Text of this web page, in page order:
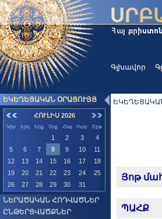
Գլխավոր
ԵԿԵՂԵՑԱԿԱՆ ՕՐԱՑՈՒՅՑ
ՀՈՒԼԻՍ 2026
Կիր Երկ Երք Չրք Հնգ Ուրբ Շբթ
1 2 3
4
5
6 7 8 9 10
11
12
13 14 15 16 17
18
19
20 21 22 23 24
25
26
27 28 29 30 31
ՆԵՐԱԾԱԿԱՆ ՀՈԴՎԱԾՆԵՐ
ԸՆԹԵՐՑՎԱԾՔՆԵՐ
Յոթ
ՊԱՀՔ